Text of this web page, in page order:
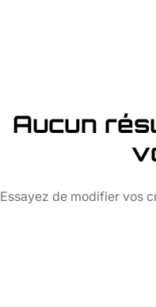
Aucun
Essayez de modifier vos